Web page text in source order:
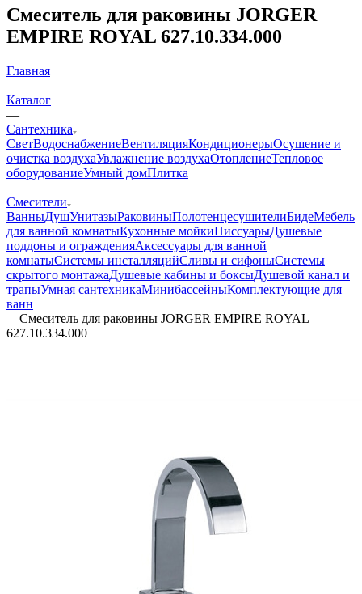
Смеситель для раковины JORGER
EMPIRE ROYAL 627.10.334.000
Главная
—
Каталог
—
Сантехника
СветВодоснабжениеВентиляцияКондиционерыОсушение и
очистка воздухаУвлажнение воздухаОтоплениеТепловое
оборудованиеУмный домПлитка
—
Смесители
ВанныДушУнитазыРаковиныПолотенцесушителиБидеМебель
для ванной комнатыКухонные мойкиПиссуарыДушевые
поддоны и огражденияАксессуары для ванной
комнатыСистемы инсталляцийСливы и сифоныСистемы
скрытого монтажаДушевые кабины и боксыДушевой канал и
трапыУмная сантехникаМинибассейныКомплектующие для
ванн
—Смеситель для раковины JORGER EMPIRE ROYAL
627.10.334.000